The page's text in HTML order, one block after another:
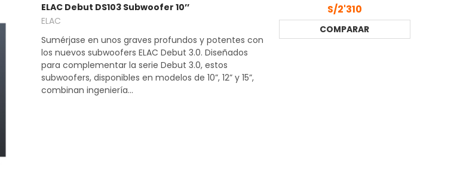
ELAC Debut DS103 Subwoofer 10’’
ELAC
Sumérjase en unos graves profundos y potentes con
los nuevos subwoofers ELAC Debut 3.0. Diseñados
para complementar la serie Debut 3.0, estos
subwoofers, disponibles en modelos de 10”, 12” y 15”,
combinan ingeniería...
S/2'310
COMPARAR